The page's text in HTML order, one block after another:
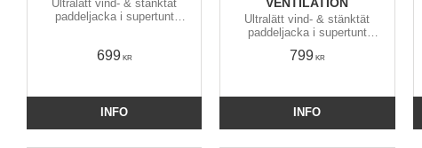
Ultralätt vind- & stänktät
paddeljacka i supertunt
blixtsnabbt. Packas liten i
699 KR
INFO
Ultralätt vind- & stänktät
paddeljacka i supertunt
knappt blöt och torkar
799 KR
INFO